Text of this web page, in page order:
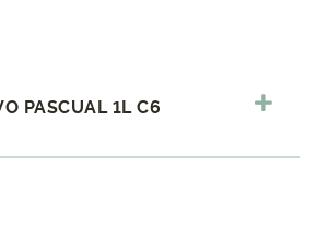
PASCUAL 1L C6